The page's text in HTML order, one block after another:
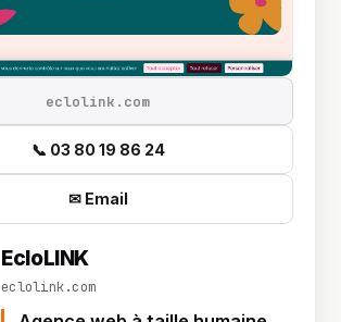
EcloLINK
eclolink.com
eclolink.com
📞 03 80 19 86 24
✉ Email